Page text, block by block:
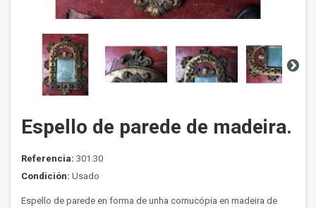
Espello de parede de madeira.
Referencia: 301.30
Condición: Usado
Espello de parede en forma de unha cornucópia en madeira de